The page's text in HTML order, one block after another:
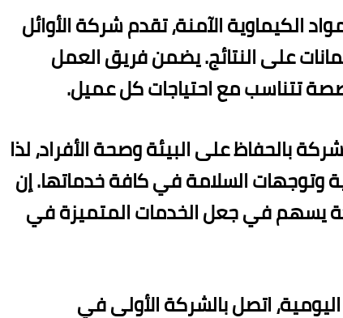
الكيماوية الآمنة، تقدم شركة الأوائل
على النتائج. يضمن فريق العمل
تتناسب مع احتياجات كل عميل.
بالحفاظ على البيئة وصحة الأفراد، لذا
وتوجهات السلامة في كافة خدماتها. إن
يسهم في جعل الخدمات المتميزة في
اتصل بالشركة الأولى في